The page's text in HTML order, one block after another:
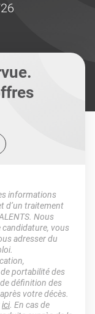
informations
d’un traitement
Nous
candidature, vous
adresser du
portabilité des
définition des
votre décès.
ici. En cas de